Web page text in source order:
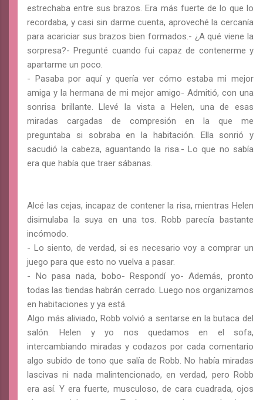
estrechaba entre sus brazos. Era más fuerte de lo que lo
recordaba, y casi sin darme cuenta, aproveché la cercanía
para acariciar sus brazos bien formados.- ¿A qué viene la
sorpresa?- Pregunté cuando fui capaz de contenerme y
apartarme un poco.
- Pasaba por aquí y quería ver cómo estaba mi mejor
amiga y la hermana de mi mejor amigo- Admitió, con una
sonrisa brillante. Llevé la vista a Helen, una de esas
miradas cargadas de compresión en la que me
preguntaba si sobraba en la habitación. Ella sonrió y
sacudió la cabeza, aguantando la risa.- Lo que no sabía
era que había que traer sábanas.
Alcé las cejas, incapaz de contener la risa, mientras Helen
disimulaba la suya en una tos. Robb parecía bastante
incómodo.
- Lo siento, de verdad, si es necesario voy a comprar un
juego para que esto no vuelva a pasar.
- No pasa nada, bobo- Respondí yo- Además, pronto
todas las tiendas habrán cerrado. Luego nos organizamos
en habitaciones y ya está.
Algo más aliviado, Robb volvió a sentarse en la butaca del
salón. Helen y yo nos quedamos en el sofa,
intercambiando miradas y codazos por cada comentario
algo subido de tono que salía de Robb. No había miradas
lascivas ni nada malintencionado, en verdad, pero Robb
era así. Y era fuerte, musculoso, de cara cuadrada, ojos